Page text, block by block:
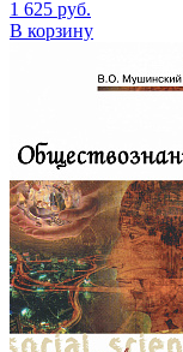
1 625 руб.
В корзину